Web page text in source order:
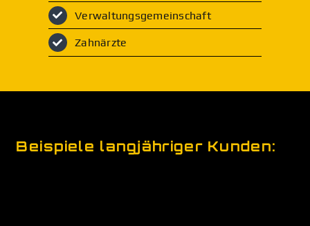
Verwaltungsgemeinschaft
Zahnärzte
Beispiele langjähriger Kunden: